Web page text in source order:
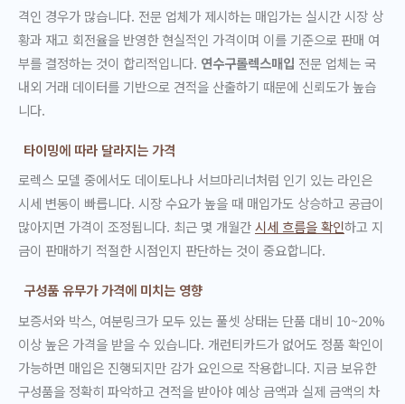
격인 경우가 많습니다. 전문 업체가 제시하는 매입가는 실시간 시장 상
황과 재고 회전율을 반영한 현실적인 가격이며 이를 기준으로 판매 여
부를 결정하는 것이 합리적입니다. 연수구롤렉스매입 전문 업체는 국
내외 거래 데이터를 기반으로 견적을 산출하기 때문에 신뢰도가 높습
니다.
타이밍에 따라 달라지는 가격
로렉스 모델 중에서도 데이토나나 서브마리너처럼 인기 있는 라인은
시세 변동이 빠릅니다. 시장 수요가 높을 때 매입가도 상승하고 공급이
많아지면 가격이 조정됩니다. 최근 몇 개월간시세 흐름을 확인하고 지
금이 판매하기 적절한 시점인지 판단하는 것이 중요합니다.
구성품 유무가 가격에 미치는 영향
보증서와 박스, 여분링크가 모두 있는 풀셋 상태는 단품 대비 10~20%
이상 높은 가격을 받을 수 있습니다. 개런티카드가 없어도 정품 확인이
가능하면 매입은 진행되지만 감가 요인으로 작용합니다. 지금 보유한
구성품을 정확히 파악하고 견적을 받아야 예상 금액과 실제 금액의 차